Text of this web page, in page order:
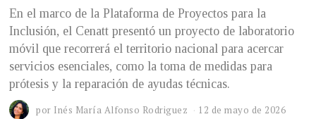
En el marco de la Plataforma de Proyectos para la
Inclusión, el Cenatt presentó un proyecto de laboratorio
móvil que recorrerá el territorio nacional para acercar
servicios esenciales, como la toma de medidas para
prótesis y la reparación de ayudas técnicas.
por Inés María Alfonso Rodriguez 12 de mayo de 2026